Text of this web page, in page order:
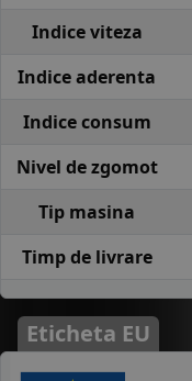
Indice viteza
Indice aderenta
Indice consum
Nivel de zgomot
Tip masina
Timp de livrare
Eticheta EU